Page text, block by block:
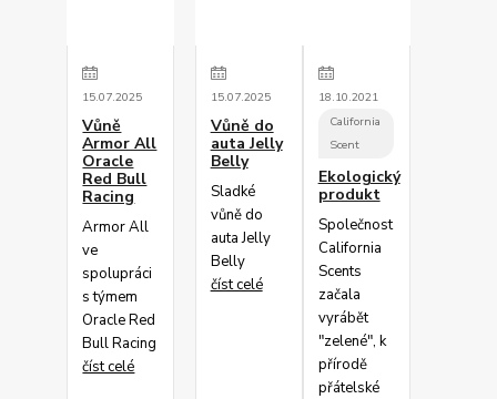
15.07.2025
Vůně
Armor All
Oracle
Red Bull
Racing
Armor All
ve
spolupráci
s týmem
Oracle Red
Bull Racing
číst celé
15.07.2025
Vůně do
auta Jelly
Belly
Sladké
vůně do
auta Jelly
Belly
číst celé
18.10.2021
California
Scent
Ekologický
produkt
Společnost
California
Scents
začala
vyrábět
"zelené", k
přírodě
přátelské